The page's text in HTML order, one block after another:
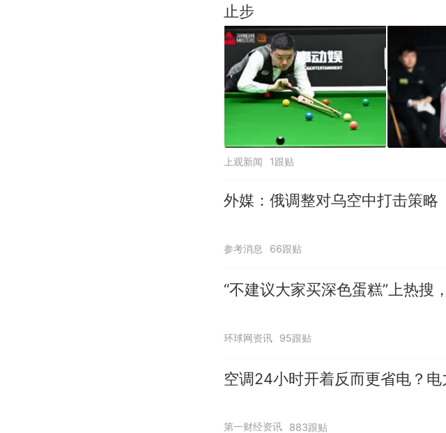
止步
上观新闻 1跟贴
外媒：俄调整对乌空中打击策略
参考消息 66跟贴
“不建议大家买深色蛋糕”上热搜
环球网资讯 95跟贴
空调24小时开着反而更省电？
第一财经资讯 883跟贴